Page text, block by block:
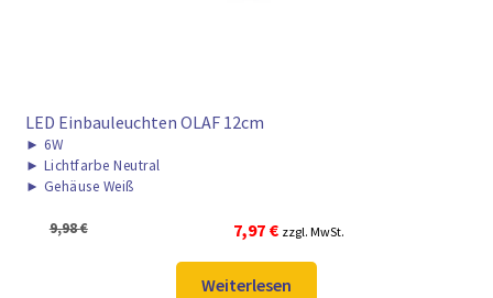
LED Einbauleuchten OLAF 12cm
► 6W
► Lichtfarbe Neutral
► Gehäuse Weiß
9,98€
Ursprünglicher
war:
7,97 €Aktueller
ist:
zzgl. MwSt.
Weiterlesen